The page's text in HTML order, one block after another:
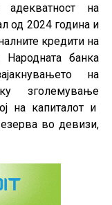
адекватност на
од 2024 година и
кредити на
банка
на
зголемување
на капиталот и
во девизи,